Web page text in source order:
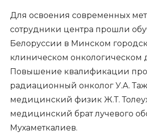
Для освоения современных
сотрудники центра прошли
Белоруссии в Минском
клиническом онкологическом
Повышение квалификации
радиационный онколог У.А.
медицинский физик Ж.Т.
медицинский брат лучевого
Мухаметкалиев.